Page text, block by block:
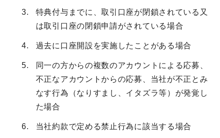
特典付与までに、取引口座が閉鎖されている又
は取引口座の閉鎖申請がされている場合
過去に口座開設を実施したことがある場合
同一の方からの複数のアカウントによる応募、
不正なアカウントからの応募、当社が不正とみ
なす行為（なりすまし、イタズラ等）が発覚し
た場合
当社約款で定める禁止行為に該当する場合